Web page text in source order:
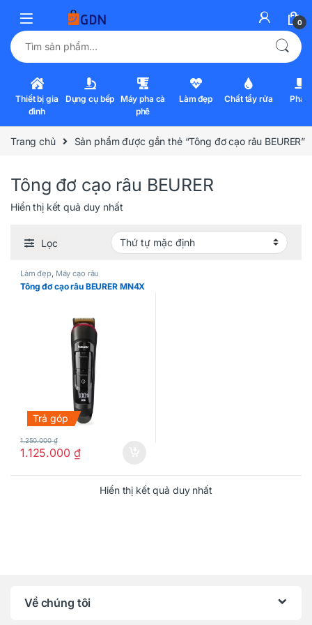
0
Tìm kiếm:
Thiết bị gia
đình
Dụng cụ bếp Máy pha cà
phê
Làm đẹp Chất tẩy rửa Pha
Trang chủ Sản phẩm được gắn thẻ “Tông đơ cạo râu BEURER”
Tông đơ cạo râu BEURER
Hiển thị kết quả duy nhất
Lọc
Làm đẹp, Máy cạo râu
Tông đơ cạo râu BEURER MN4X
Trả góp
1.125.000 ₫
1.250.000₫
Hiển thị kết quả duy nhất
Về chúng tôi